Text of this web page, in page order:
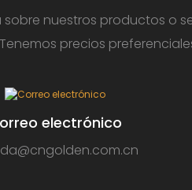
nuestros productos o
precios
electrónico